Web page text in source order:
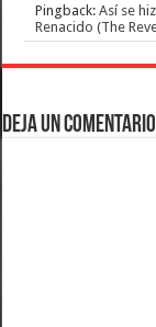
Pingback:Así se
Renacido (The
Deja un comentario